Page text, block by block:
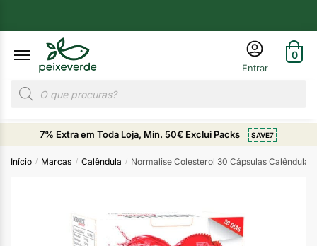
0
7% Extra em Toda Loja, Min. 50€ Exclui Packs SAVE7
Início / Marcas / Calêndula / Normalise Colesterol 30 Cápsulas Calêndula